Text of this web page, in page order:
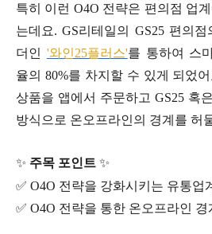
특히 이런 O4O 전략은 편의점 업
는데요. GS리테일의 GS25 편의
더인 '와인25플러스'를 통하여 스
율의 80%를 차지할 수 있게 되었
상품을 앱에서 주문하고 GS25 혹
방식으로 온오프라인의 경계를 허
✨ 주목 포인트 ✨
✅ O4O 전략을 강화시키는 유통업
✅ O4O 전략을 통한 온오프라인 경